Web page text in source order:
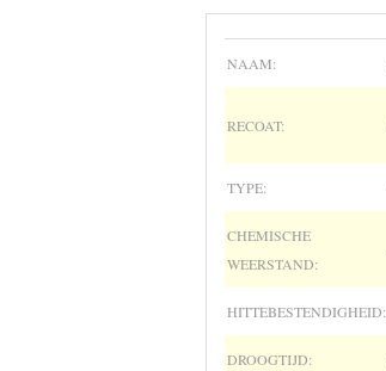
NAAM:
RECOAT:
TYPE:
CHEMISCHE
WEERSTAND:
HITTEBESTENDIGHEID:
DROOGTIJD: